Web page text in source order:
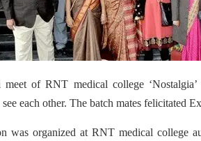
meet of RNT medical college
each other. The batch mates felicitated
was organized at RNT medical college